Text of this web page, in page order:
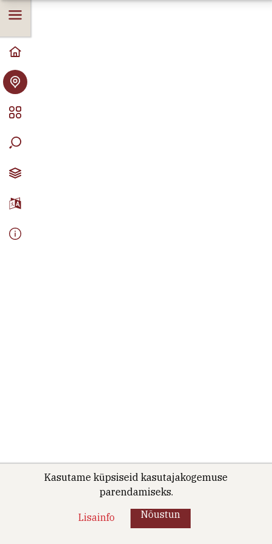
Kasutame küpsiseid kasutajakogemuse
parendamiseks.
Lisainfo Nõustun